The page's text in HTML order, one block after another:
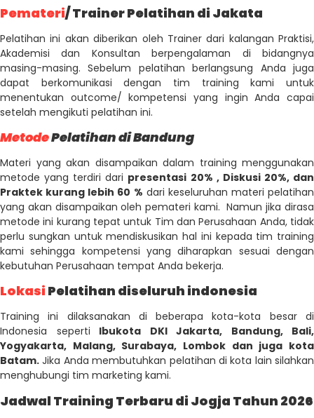
Pemateri/ Trainer Pelatihan di Jakata
Pelatihan ini akan diberikan oleh Trainer dari kalangan Praktisi,
Akademisi dan Konsultan berpengalaman di bidangnya
masing-masing. Sebelum pelatihan berlangsung Anda juga
dapat berkomunikasi dengan tim training kami untuk
menentukan outcome/ kompetensi yang ingin Anda capai
setelah mengikuti pelatihan ini.
MetodePelatihan di Bandung
Materi yang akan disampaikan dalam training menggunakan
metode yang terdiri dari presentasi 20% , Diskusi 20%, dan
Praktek kurang lebih 60 % dari keseluruhan materi pelatihan
yang akan disampaikan oleh pemateri kami. Namun jika dirasa
metode ini kurang tepat untuk Tim dan Perusahaan Anda, tidak
perlu sungkan untuk mendiskusikan hal ini kepada tim training
kami sehingga kompetensi yang diharapkan sesuai dengan
kebutuhan Perusahaan tempat Anda bekerja.
Lokasi Pelatihan diseluruh indonesia
Training ini dilaksanakan di beberapa kota-kota besar di
Indonesia seperti Ibukota DKI Jakarta, Bandung, Bali,
Yogyakarta, Malang, Surabaya, Lombok dan juga kota
Batam. Jika Anda membutuhkan pelatihan di kota lain silahkan
menghubungi tim marketing kami.
Jadwal Training Terbaru di Jogja Tahun 2026